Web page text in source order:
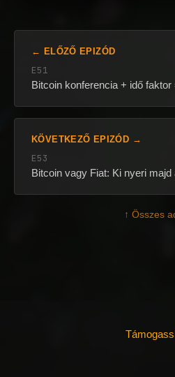
← ELŐZŐ EPIZÓD
E51
Bitcoin konferencia + idő faktor
KÖVETKEZŐ EPIZÓD →
E53
Bitcoin vagy Fiat: Ki nyeri
↑ Összes